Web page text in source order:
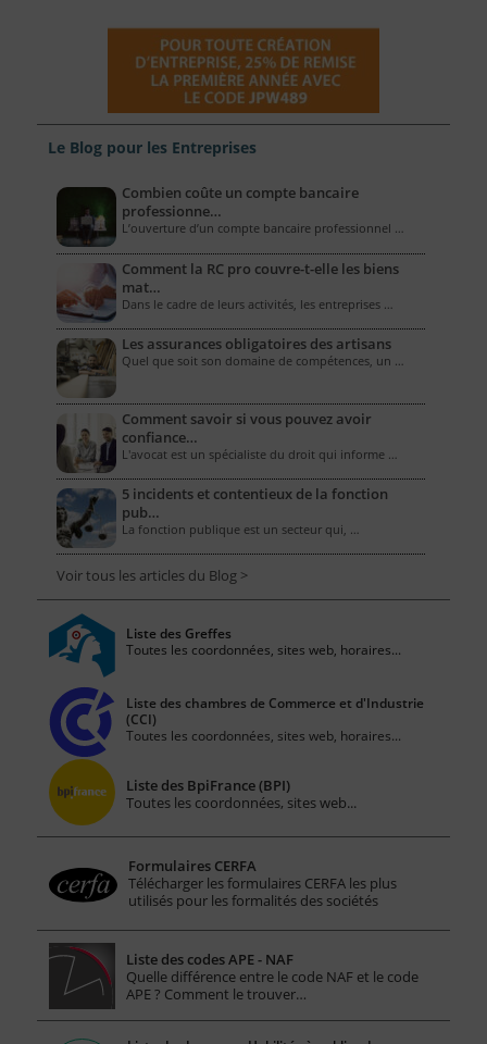
Le Blog pour les Entreprises
Combien coûte un compte bancaire
professionne…
L’ouverture d’un compte bancaire professionnel …
Comment la RC pro couvre-t-elle les biens
mat…
Dans le cadre de leurs activités, les entreprises …
Les assurances obligatoires des artisans
Quel que soit son domaine de compétences, un …
Comment savoir si vous pouvez avoir
confiance…
L'avocat est un spécialiste du droit qui informe …
5 incidents et contentieux de la fonction
pub…
La fonction publique est un secteur qui, …
Voir tous les articles du Blog >
Liste des Greffes
Toutes les coordonnées, sites web, horaires...
Liste des chambres de Commerce et d'Industrie
(CCI)
Toutes les coordonnées, sites web, horaires...
Liste des BpiFrance (BPI)
Toutes les coordonnées, sites web...
Formulaires CERFA
Télécharger les formulaires CERFA les plus
utilisés pour les formalités des sociétés
Liste des codes APE - NAF
Quelle différence entre le code NAF et le code
APE ? Comment le trouver…